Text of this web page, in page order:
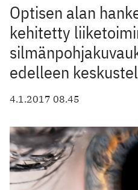
Optisen alan
kehitetty
edelleen
4.1.2017 08.45